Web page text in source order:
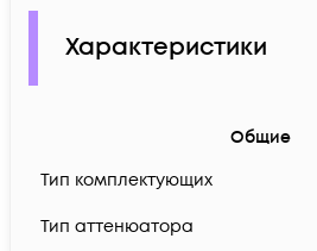
Характеристики
Общие
Тип комплектующих
Тип аттенюатора